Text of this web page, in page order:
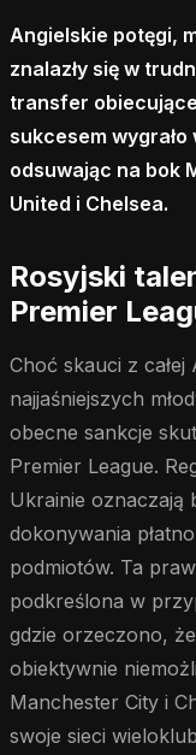
Angielskie potęgi,
znalazły się w
transfer
sukcesem
odsuwając na bok
United i Chelsea.
Rosyjski
Premier
Choć skauci z
najjaśniejszych
obecne sankcje
Premier League.
Ukrainie oznaczają
dokonywania
podmiotów. Ta
podkreślona w
gdzie orzeczono,
obiektywnie
Manchester City i
swoje sieci